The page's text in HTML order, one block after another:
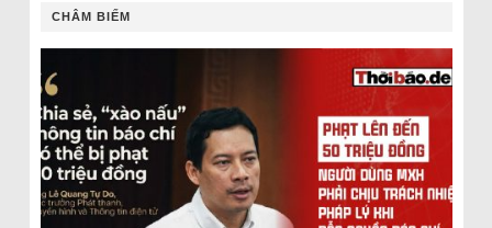
CHÂM BIẾM